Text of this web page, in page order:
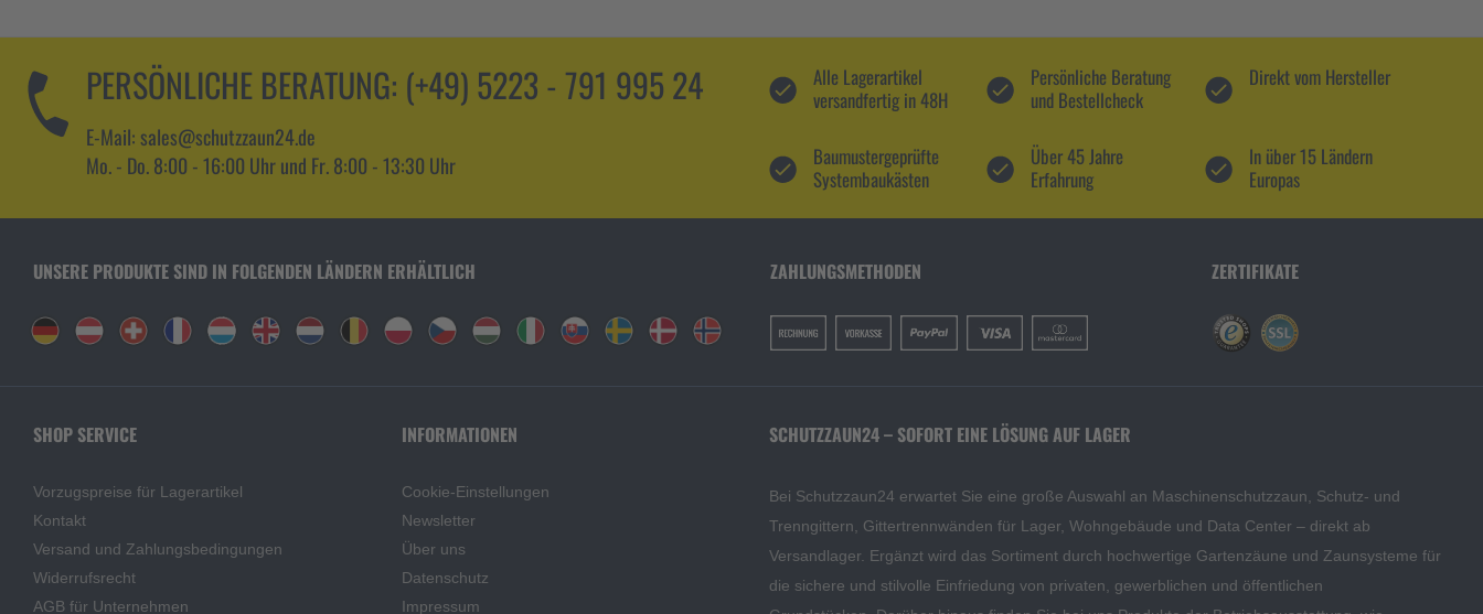
PERSÖNLICHE BERATUNG: (+49) 5223 - 791 995 24
E-Mail: sales@schutzzaun24.de
Mo. - Do. 8:00 - 16:00 Uhr und Fr. 8:00 - 13:30 Uhr
Alle Lagerartikel
versandfertig in 48H
Persönliche Beratung
und Bestellcheck
Direkt vom Hersteller
Baumustergeprüfte
Systembaukästen
Über 45 Jahre
Erfahrung
In über 15 Ländern
Europas
UNSERE PRODUKTE SIND IN FOLGENDEN LÄNDERN ERHÄLTLICH ZAHLUNGSMETHODEN ZERTIFIKATE
SHOP SERVICE
Vorzugspreise für Lagerartikel
Kontakt
Versand und Zahlungsbedingungen
Widerrufsrecht
AGB für Unternehmen
INFORMATIONEN
Cookie-Einstellungen
Newsletter
Über uns
Datenschutz
Impressum
SCHUTZZAUN24 – SOFORT EINE LÖSUNG AUF LAGER
Bei Schutzzaun24 erwartet Sie eine große Auswahl an Maschinenschutzzaun, Schutz- und
Trenngittern, Gittertrennwänden für Lager, Wohngebäude und Data Center – direkt ab
Versandlager. Ergänzt wird das Sortiment durch hochwertige Gartenzäune und Zaunsysteme für
die sichere und stilvolle Einfriedung von privaten, gewerblichen und öffentlichen